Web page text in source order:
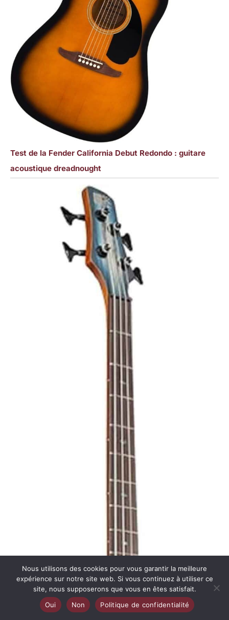
Test de la Fender California Debut Redondo : guitare
acoustique dreadnought
Nous utilisons des cookies pour vous garantir la meilleure
expérience sur notre site web. Si vous continuez à utiliser ce
site, nous supposerons que vous en êtes satisfait.
Oui
Non Politique de confidentialité